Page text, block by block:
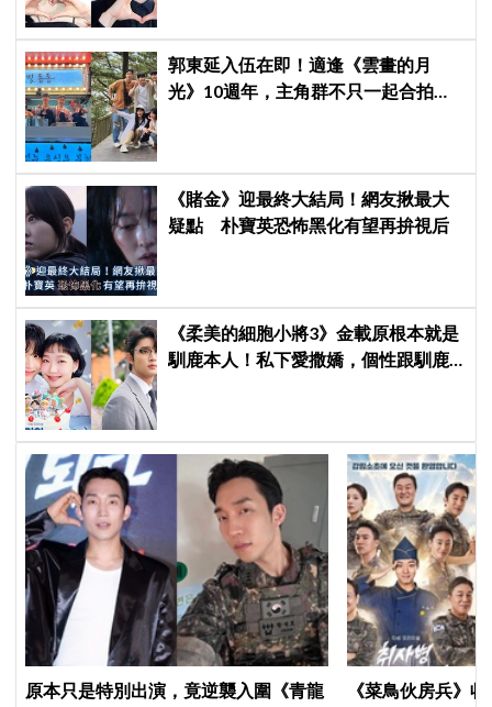
郭東延入伍在即！適逢《雲畫的月
光》10週年，主角群不只一起合拍畫
《賭金》迎最終大結局！網友揪最大
疑點 朴寶英恐怖黑化有望再拚視后
《柔美的細胞小將3》金載原根本就是
馴鹿本人！私下愛撒嬌，個性跟馴鹿
原本只是特別出演，竟逆襲入圍《青龍
《菜鳥伙房兵》